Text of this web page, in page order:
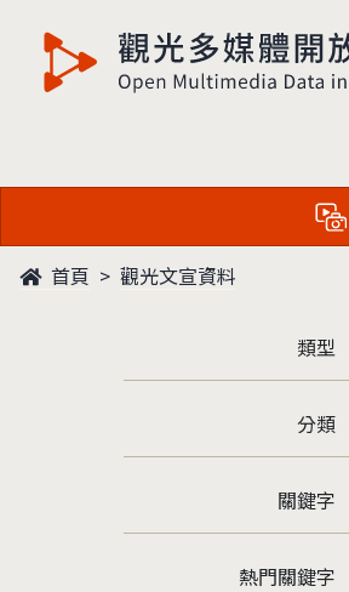
觀光多媒體開放資料
首頁 觀光文宣資料
類型
分類
關鍵字
熱門關鍵字